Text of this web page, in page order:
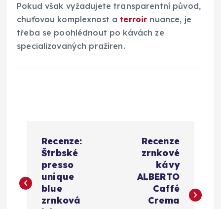
Pokud však vyžadujete transparentní původ,
chuťovou komplexnost aterroir nuance, je
třeba se poohlédnout po kávách ze
specializovaných pražíren.
v
Recenze:
Štrbské
presso
unique
blue
zrnková
Recenze
zrnkové
kávy
ALBERTO
Caffé
Crema